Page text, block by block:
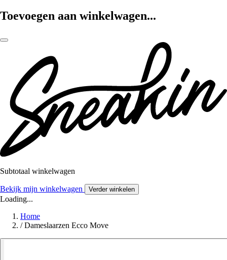
Toevoegen aan winkelwagen...
Subtotaal winkelwagen
Bekijk mijn winkelwagen Verder winkelen
Loading...
Home
/ Dameslaarzen Ecco Move